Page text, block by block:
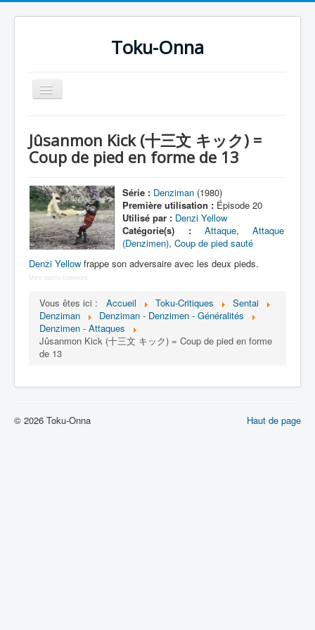
Toku-Onna
Basculer
la
Toku-Actrices
Séries
Films
COSAA
Dessins
Lexique
Denshi sentai Denziman (電子 戦
隊 デンジマン) = Escadron
Jûsanmon Kick (十三文 キック) =
Coup de pied en forme de 13
Série : Denziman (1980)
Première utilisation : Épisode 20
Utilisé par : Denzi Yellow
Catégorie(s) :
Attaque,Attaque
(Denzimen),Coup de pied sauté
Denzi Yellow frappe son adversaire avec les deux pieds.
More Joomla Extensions
Vous êtes ici : Accueil Toku-Critiques
Sentai
Denziman
Denziman - Denzimen - Généralités
Denzimen - Attaques
Jûsanmon Kick (十三文 キック) = Coup de pied en forme
de 13
Haut de page
© 2026 Toku-Onna